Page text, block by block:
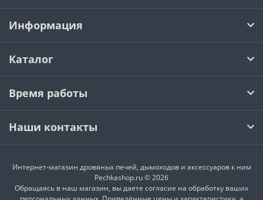
Информация
Каталог
Время работы
Наши контакты
Интернет-магазин дровяных печей, дымоходов и аксессуаров к ним
Pechkashop.ru © 2026
Обращаясь в наш магазин, вы даете согласие на обработку ваших